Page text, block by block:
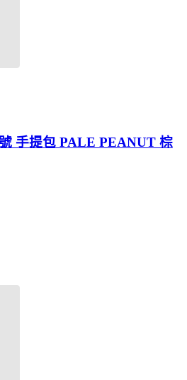
手提包 PALE PEANUT 棕